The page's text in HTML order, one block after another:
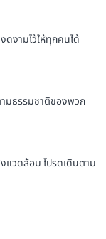
ดงามไว้ให้ทุกคนได้
ามธรรมชาติของพวก
วดล้อม โปรดเดินตาม